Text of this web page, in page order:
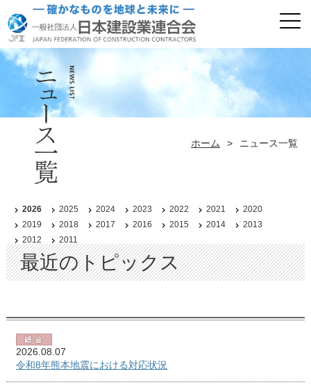
ホーム > ニュース一覧
最近のトピックス
2026.08.07
令和8年熊本地震における対応状況
2026 2025 2024 2023 2022 2021
2020
2019
2018 2017 2016 2015 2014
2013
2012
2011